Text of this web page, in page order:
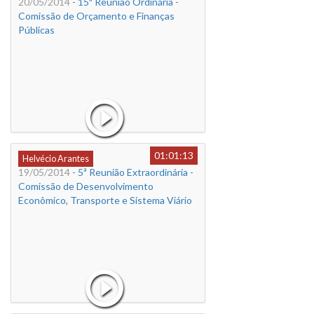
Comissão de Orçamento e Finanças
Públicas
Helvécio Arantes
01:01:13
19/05/2014 - 5ª Reunião Extraordinária -
Comissão de Desenvolvimento
Econômico, Transporte e Sistema Viário